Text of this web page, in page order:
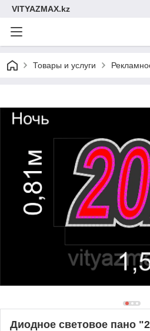
VITYAZMAX.kz
Товары и услуги
Диодное световое пано